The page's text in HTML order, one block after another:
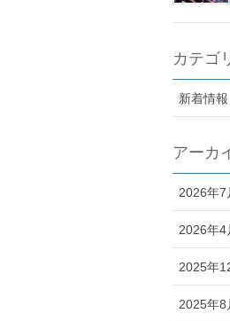
カテゴ
新着情報
アーカ
2026年7
2026年4
2025年
2025年8